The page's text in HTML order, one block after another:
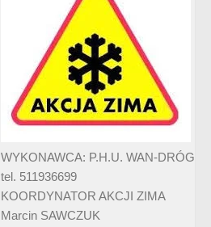
WYKONAWCA: P.H.U. WAN-DRÓG
tel. 511936699
KOORDYNATOR AKCJI ZIMA
Marcin SAWCZUK